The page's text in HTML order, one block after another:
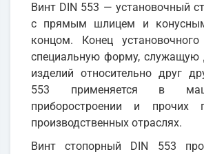
Винт DIN 553 — установочный
с прямым шлицем и
концом. Конец
специальную форму, служащую
изделий относительно друг
553 применяется в
приборостроении и прочих
производственных отраслях.
Винт стопорный DIN 553